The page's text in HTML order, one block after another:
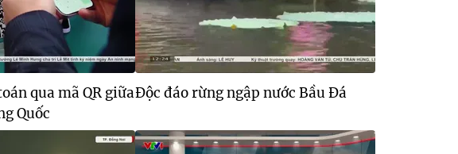
qua mã QR giữa
Quốc
Độc đáo rừng ngập nước Bầu Đá